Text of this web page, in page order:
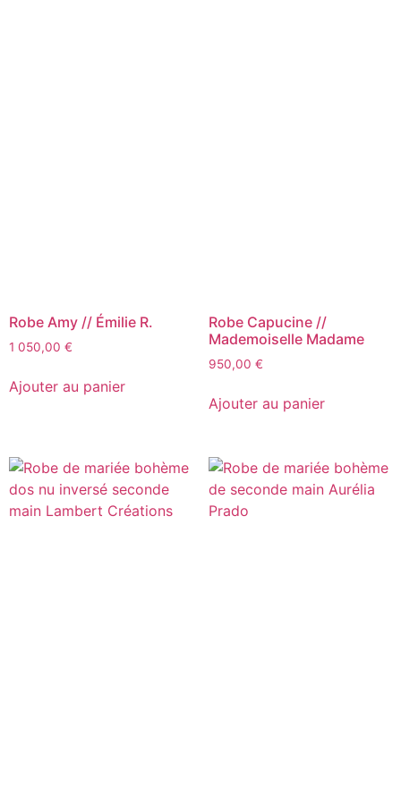
Robe Amy // Émilie R.
1 050,00 €
Ajouter au panier
Robe Capucine //
Mademoiselle Madame
950,00 €
Ajouter au panier